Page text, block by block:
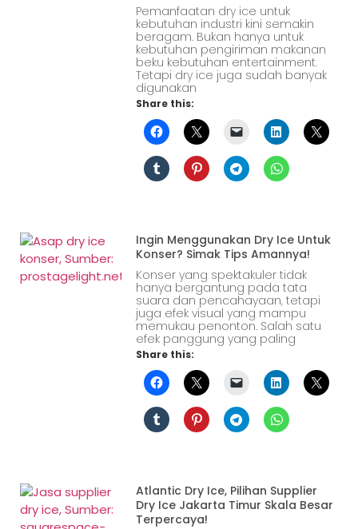
Pemanfaatan dry ice untuk
kebutuhan industri kini semakin
beragam. Bukan hanya untuk
kebutuhan pengiriman makanan
beku kebutuhan entertainment.
Tetapi dry ice juga sudah banyak
digunakan
Share this:
Ingin Menggunakan Dry Ice Untuk
Konser? Simak Tips Amannya!
Konser yang spektakuler tidak
hanya bergantung pada tata
suara dan pencahayaan, tetapi
juga efek visual yang mampu
memukau penonton. Salah satu
efek panggung yang paling
Share this:
Atlantic Dry Ice, Pilihan Supplier
Dry Ice Jakarta Timur Skala Besar
Terpercaya!